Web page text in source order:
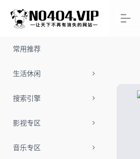
常用推荐
生活休闲
搜索引擎
影视专区
音乐专区